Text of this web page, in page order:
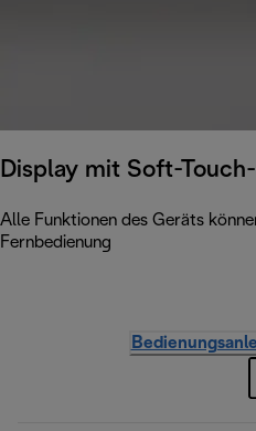
Display mit Soft-
Alle Funktionen des Geräts
Fernbedienung